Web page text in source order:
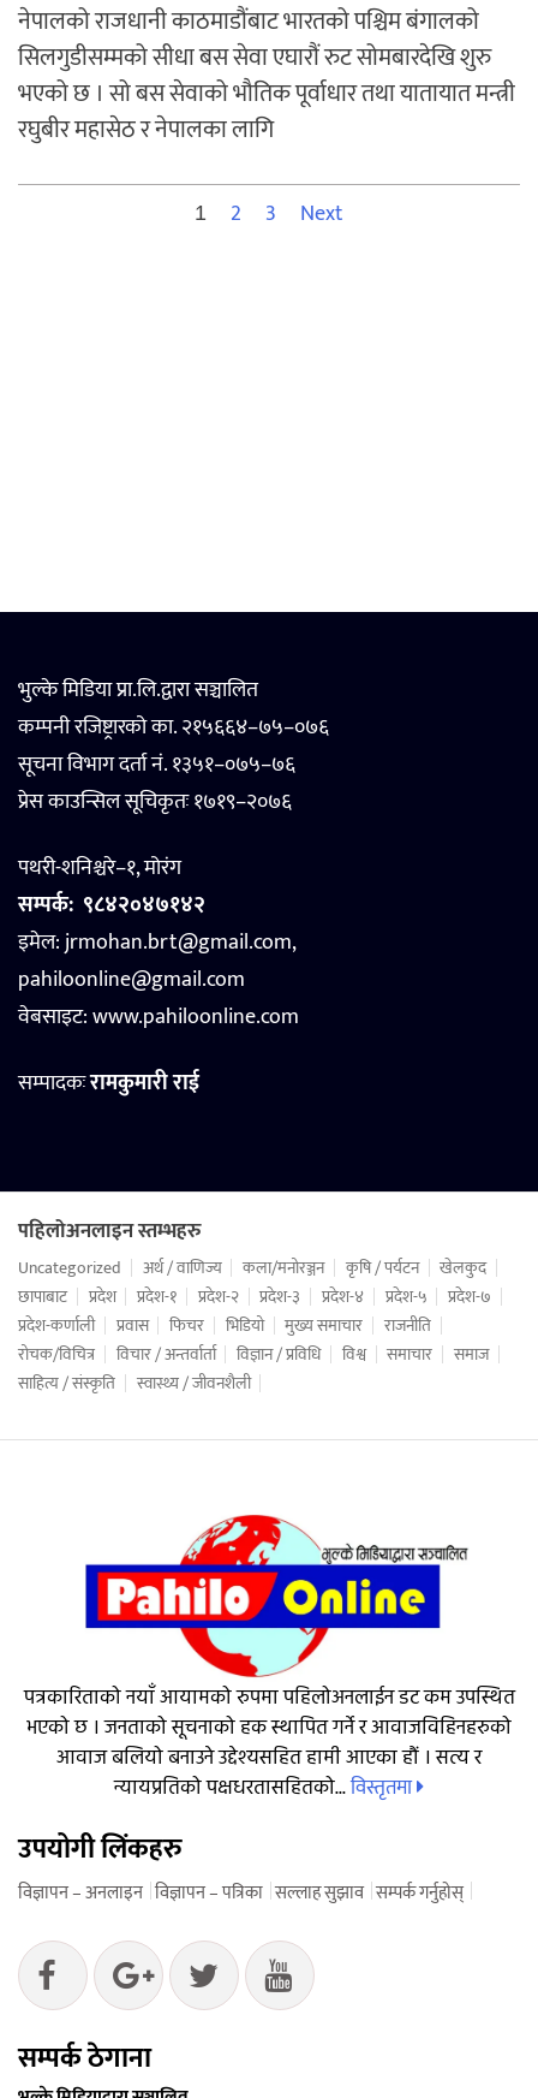
नेपालको राजधानी काठमाडौंबाट भारतको पश्चिम बंगालको
सिलगुडीसम्मको सीधा बस सेवा एघारौं रुट सोमबारदेखि शुरु
भएको छ । सो बस सेवाको भौतिक पूर्वाधार तथा यातायात मन्त्री
रघुबीर महासेठ र नेपालका लागि
Posts
1 2 3 Next
भुल्के मिडिया प्रा.लि.द्वारा सञ्चालित
कम्पनी रजिष्ट्रारको का. २१५६६४–७५–०७६
सूचना विभाग दर्ता नं. १३५१–०७५–७६
प्रेस काउन्सिल सूचिकृतः १७१९–२०७६
पथरी-शनिश्चरे–१, मोरंग
सम्पर्क: ९८४२०४७१४२
इमेल: jrmohan.brt@gmail.com,
pahiloonline@gmail.com
वेबसाइट:www.pahiloonline.com
सम्पादकःरामकुमारी राई
पहिलोअनलाइन स्तम्भहरु
Uncategorized अर्थ / वाणिज्य कला/मनोरञ्जन कृषि / पर्यटन
खेलकुद
छापाबाट
प्रदेश प्रदेश-१ प्रदेश-२ प्रदेश-३ प्रदेश-४ प्रदेश-५
प्रदेश-७
प्रदेश-कर्णाली
प्रवास फिचर भिडियो मुख्य समाचार
राजनीति
रोचक/विचित्र
विचार / अन्तर्वार्ता विज्ञान / प्रविधि विश्व समाचार
समाज
साहित्य / संस्कृति
स्वास्थ्य / जीवनशैली
पत्रकारिताको नयाँ आयामको रुपमा पहिलोअनलाईन डट कम उपस्थित
भएको छ । जनताको सूचनाको हक स्थापित गर्ने र आवाजविहिनहरुको
आवाज बलियो बनाउने उद्देश्यसहित हामी आएका हौं । सत्य र
न्यायप्रतिको पक्षधरतासहितको...विस्तृतमा
उपयोगी लिंकहरु
विज्ञापन – अनलाइन विज्ञापन – पत्रिका सल्लाह सुझाव सम्पर्क गर्नुहोस्
सम्पर्क ठेगाना